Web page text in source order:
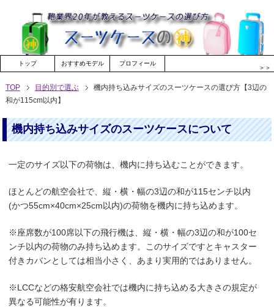
トップ おすすめモデル プロフィール
＞＞
TOP 目的別で選ぶ
機内持ち込みサイズのスーツケースの選び方【3辺の
和が115cm以内】
機内持ち込みサイズのスーツケースについて
一定のサイズ以下の荷物は、機内に持ち込むことができます。
ほとんどの航空会社で、縦・横・幅の3辺の和が115センチ以内
(かつ55cm×40cm×25cm以内)の荷物を機内に持ち込めます。
※座席数が100席以下の飛行機は、縦・横・幅の3辺の和が100セ
ンチ以内の荷物のみ持ち込めます。このサイズですとキャスター
付きカバンとしては相当小さく、あまり実用的ではありません。
※LCCなどの格安航空会社では機内に持ち込める大きさの規定が
異なる可能性が有ります。